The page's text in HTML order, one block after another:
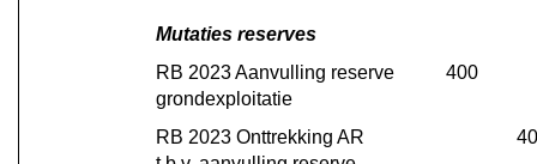
Mutaties reserves
RB 2023 Aanvulling reserve
grondexploitatie
400
RB 2023 Onttrekking AR